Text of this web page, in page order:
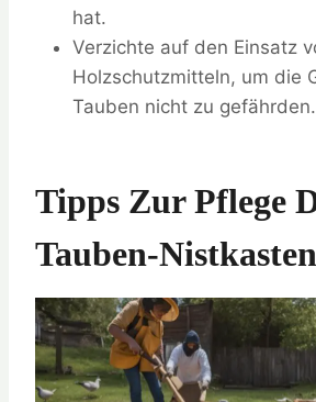
hat.
Verzichte auf den Einsatz
Holzschutzmitteln, um die
Tauben nicht zu gefährden.
Tipps Zur Pflege
Tauben-